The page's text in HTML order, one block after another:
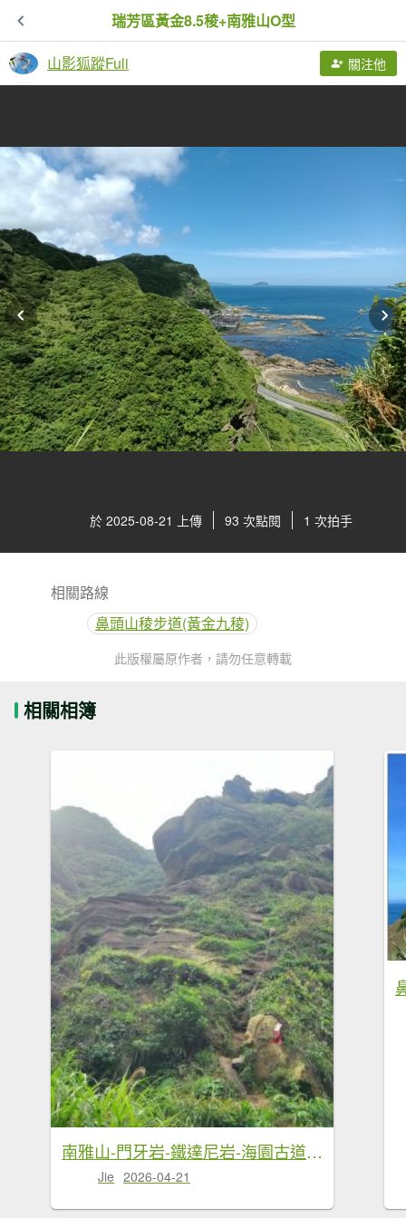
瑞芳區黃金8.5稜+南雅山O型
山影狐蹤Fuli 關注他
於 2025-08-21 上傳 93 次點閱 1 次拍手
相關路線
鼻頭山稜步道(黃金九稜)
此版權屬原作者，請勿任意轉載
相關相簿
南雅山-門牙岩-鐵達尼岩-海園古道-鼻頭角
Jie 2026-04-21